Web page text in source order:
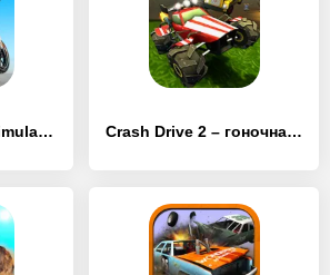
Motorcycle Real Simulator Crash Drive 2 – гоночная игра